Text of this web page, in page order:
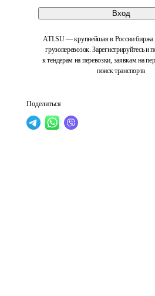
Вход
ATI.SU — крупнейшая в России биржа
грузоперевозок. Зарегистрируйтесь и
к тендерам на перевозки, заявкам на
поиск транспорта
Поделиться